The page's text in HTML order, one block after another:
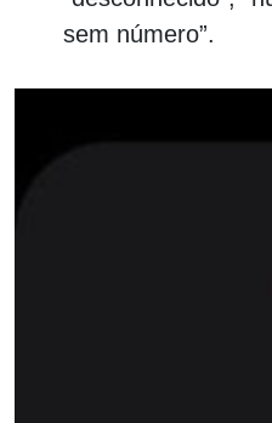
sem número”.